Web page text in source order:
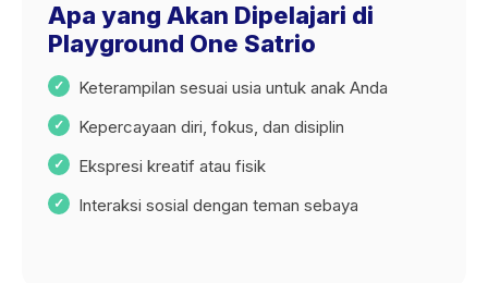
Apa yang Akan Dipelajari di
Playground One Satrio
Keterampilan sesuai usia untuk anak Anda
Kepercayaan diri, fokus, dan disiplin
Ekspresi kreatif atau fisik
Interaksi sosial dengan teman sebaya